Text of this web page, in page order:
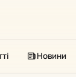
Новини